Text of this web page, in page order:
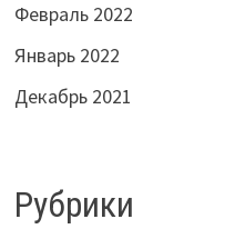
Февраль 2022
Январь 2022
Декабрь 2021
Рубрики